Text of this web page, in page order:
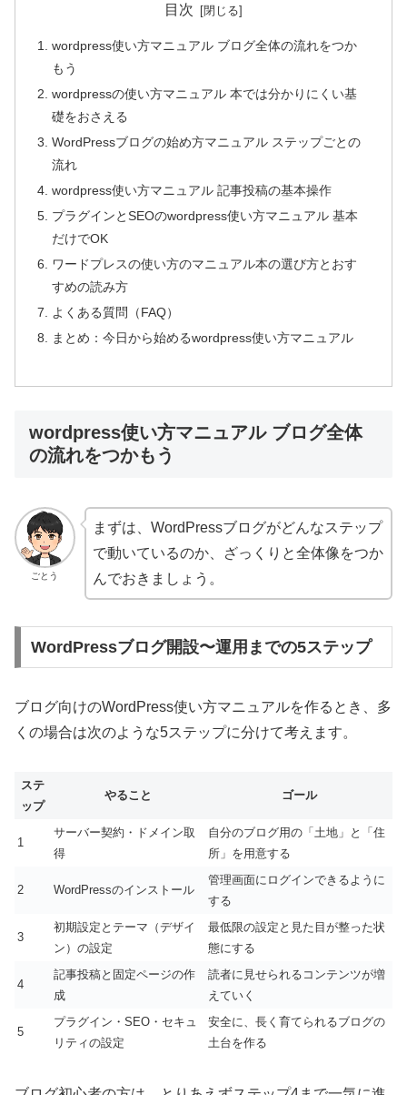
目次
wordpress使い方マニュアル ブログ全体の流れをつか
もう
wordpressの使い方マニュアル 本では分かりにくい基
礎をおさえる
WordPressブログの始め方マニュアル ステップごとの
流れ
wordpress使い方マニュアル 記事投稿の基本操作
プラグインとSEOのwordpress使い方マニュアル 基本
だけでOK
ワードプレスの使い方のマニュアル本の選び方とおす
すめの読み方
よくある質問（FAQ）
まとめ：今日から始めるwordpress使い方マニュアル
wordpress使い方マニュアル ブログ全体
の流れをつかもう
ごとう
まずは、WordPressブログがどんなステップ
で動いているのか、ざっくりと全体像をつか
んでおきましょう。
WordPressブログ開設〜運用までの5ステップ
ブログ向けのWordPress使い方マニュアルを作るとき、多
くの場合は次のような5ステップに分けて考えます。
ステ
ップ
やること ゴール
1
サーバー契約・ドメイン取
得
自分のブログ用の「土地」と「住
所」を用意する
2 WordPressのインストール
管理画面にログインできるように
する
3
初期設定とテーマ（デザイ
ン）の設定
最低限の設定と見た目が整った状
態にする
4
記事投稿と固定ページの作
成
読者に見せられるコンテンツが増
えていく
5
プラグイン・SEO・セキュ
リティの設定
安全に、長く育てられるブログの
土台を作る